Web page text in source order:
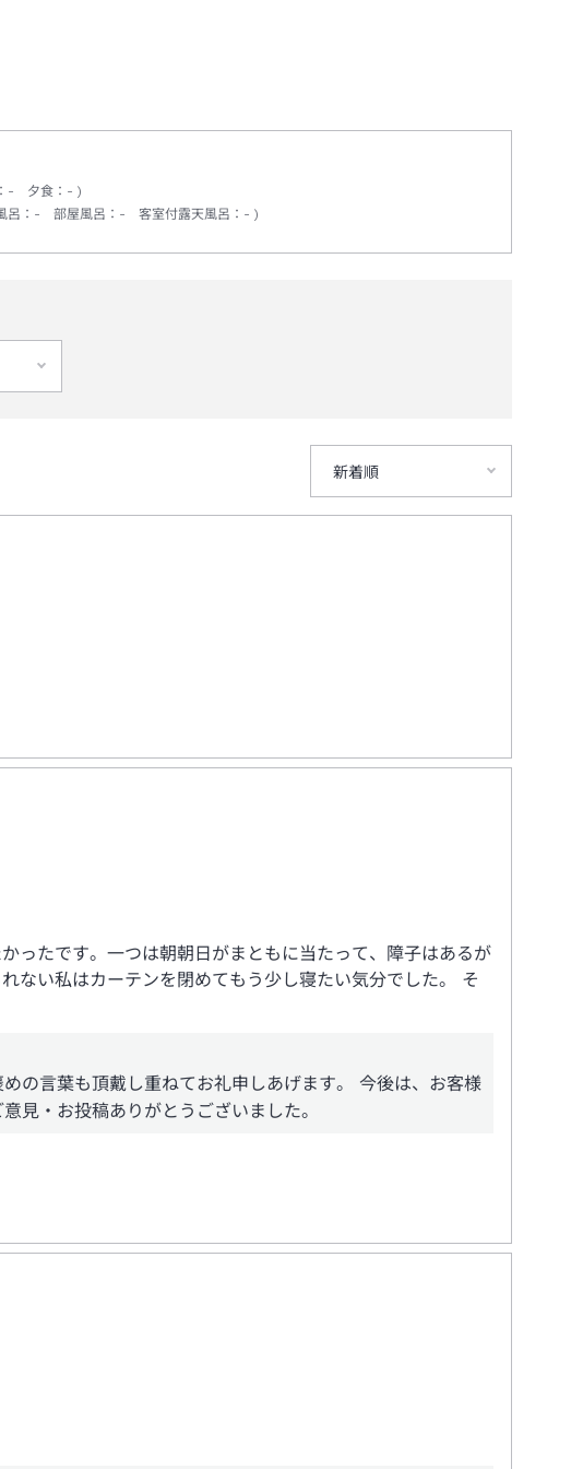
： - 夕食 ： -
呂 ： - 部屋風呂 ： - 客室付露天風呂 ： -
新着順
ったです。一つは朝朝日がまともに当たって、障子はあるが
い私はカーテンを閉めてもう少し寝たい気分でした。 そ
の言葉も頂戴し重ねてお礼申しあげます。 今後は、お客様
見・お投稿ありがとうございました。